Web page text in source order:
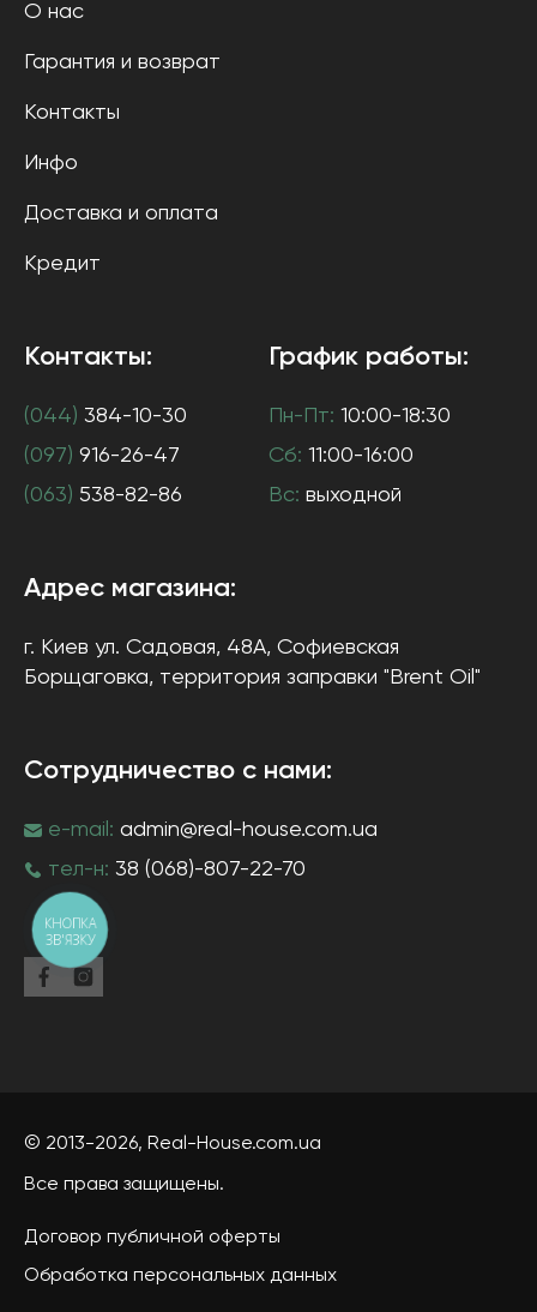
О нас
Гарантия и возврат
Контакты
Инфо
Доставка и оплата
Кредит
Контакты:
(044) 384-10-30
(097) 916-26-47
(063) 538-82-86
График работы:
Пн-Пт: 10:00-18:30
Сб: 11:00-16:00
Вс: выходной
Адрес магазина:
г. Киев ул. Садовая, 48А, Софиевская
Борщаговка, территория заправки "Brent Oil"
Сотрудничество с нами:
e-mail: admin@real-house.com.ua
тел-н: 38 (068)-807-22-70
© 2013-2026, Real-House.com.ua
Все права защищены.
Договор публичной оферты
Обработка персональных данных
КНОПКА
ЗВ'ЯЗКУ